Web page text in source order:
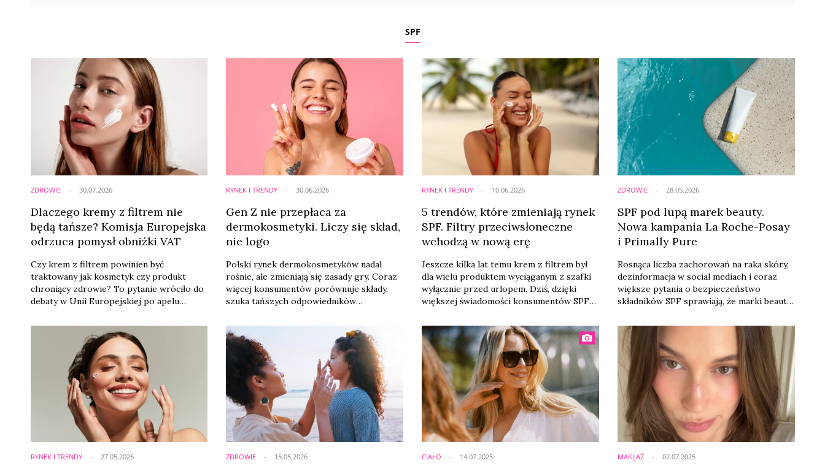
SPF
ZDROWIE
Dlaczego kremy z filtrem nie
będą tańsze? Komisja Europejska
odrzuca pomysł obniżki VAT
Czy krem z filtrem powinien być
traktowany jak kosmetyk czy produkt
chroniący zdrowie? To pytanie wróciło do
debaty w Unii Europejskiej po apelu
o obniżenie podatku VAT na kosmetyki
przeciwsłoneczne. Komisja Europejska
odrzuciła jednak ten pomysł, argumentując,
że obowiązujące przepisy nie pozwalają
objąć filtrów preferencyjną stawką.
Dyskusja pokazuje jednak szerszy
problem: jak ...
30.07.2026 RYNEK I TRENDY
Gen Z nie przepłaca za
dermokosmetyki. Liczy się skład,
nie logo
Polski rynek dermokosmetyków nadal
rośnie, ale zmieniają się zasady gry. Coraz
więcej konsumentów porównuje składy,
szuka tańszych odpowiedników
poza aptekami. Najbardziej wyraźnie widać
to wśród przedstawicieli pokolenia Z –
wynika z najnowszego raportu PMR
Market Experts.
30.06.2026 RYNEK I TRENDY
5 trendów, które zmieniają rynek
SPF. Filtry przeciwsłoneczne
wchodzą w nową erę
Jeszcze kilka lat temu krem z filtrem był
dla wielu produktem wyciąganym z szafki
wyłącznie przed urlopem. Dziś, dzięki
większej świadomości konsumentów SPF
elementem rutyny pielęgnacyjnej.
Producenci prześcigają się w tworzeniu
nowych formatów, tekstur i funkcji.
Według raportu Cosmetics Business
właśnie ta zmiana napędza dynamiczny
wzrost globalnego rynku ochrony
przeciwsłonecznej, ...
10.06.2026 ZDROWIE
SPF pod lupą marek beauty.
Nowa kampania La Roche-Posay
i Primally Pure
Rosnąca liczba zachorowań na raka skóry,
dezinformacja w social mediach i coraz
większe pytania o bezpieczeństwo
składników SPF sprawiają, że marki beauty
dotyczącą ochrony przeciwsłonecznej.
28.05.2026
RYNEK I TRENDY 27.05.2026 ZDROWIE 15.05.2026 CIAŁO 14.07.2025 MAKIJAŻ 02.07.2025